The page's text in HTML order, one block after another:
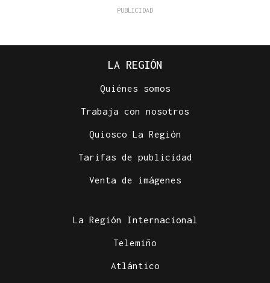
LA REGIÓN
Quiénes somos
Trabaja con nosotros
Quiosco La Región
Tarifas de publicidad
Venta de imágenes
La Región Internacional
Telemiño
Atlántico